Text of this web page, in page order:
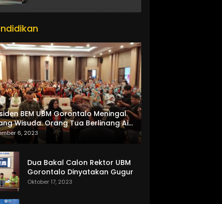
BEM UBM Gorontalo Meningal
Wisuda. Orang Tua Berlinang Air
Menerima SKL dan Pemasangan
6, 2023
Dua Bakal Calon Rektor UBM
Gorontalo Dinyatakan Gugur
Oktober 17, 2023